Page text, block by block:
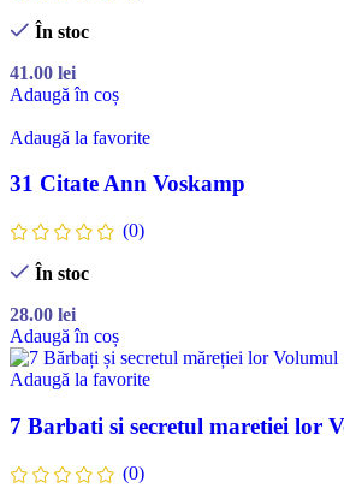
În stoc
41.00 lei
Adaugă în coș
Adaugă la favorite
31 Citate Ann Voskamp
(0)
În stoc
28.00 lei
Adaugă în coș
Adaugă la favorite
7 Barbati si secretul maretiei lor
(0)